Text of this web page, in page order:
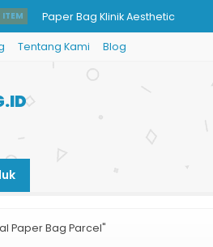
ITEM Paper Bag Klinik Aesthetic
Jual Paper Bag Karton
Paper Bag Tinta Emas
Paper Bag Baju Muslim
Paper Bag Hijab Syari
Tentang Kami Blog
Paper Bag Parcel"